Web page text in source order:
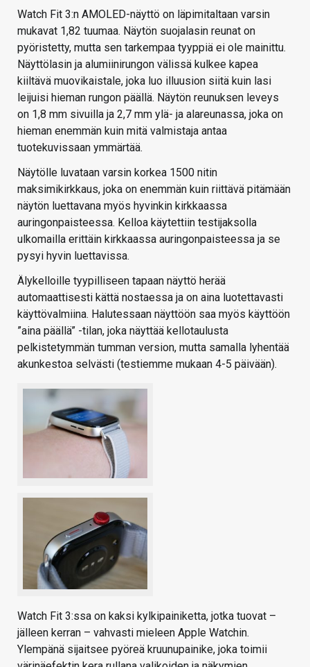
Watch Fit 3:n AMOLED-näyttö on läpimitaltaan varsin
mukavat 1,82 tuumaa. Näytön suojalasin reunat on
pyöristetty, mutta sen tarkempaa tyyppiä ei ole mainittu.
Näyttölasin ja alumiinirungon välissä kulkee kapea
kiiltävä muovikaistale, joka luo illuusion siitä kuin lasi
leijuisi hieman rungon päällä. Näytön reunuksen leveys
on 1,8 mm sivuilla ja 2,7 mm ylä- ja alareunassa, joka on
hieman enemmän kuin mitä valmistaja antaa
tuotekuvissaan ymmärtää.
Näytölle luvataan varsin korkea 1500 nitin
maksimikirkkaus, joka on enemmän kuin riittävä pitämään
näytön luettavana myös hyvinkin kirkkaassa
auringonpaisteessa. Kelloa käytettiin testijaksolla
ulkomailla erittäin kirkkaassa auringonpaisteessa ja se
pysyi hyvin luettavissa.
Älykelloille tyypilliseen tapaan näyttö herää
automaattisesti kättä nostaessa ja on aina luotettavasti
käyttövalmiina. Halutessaan näyttöön saa myös käyttöön
”aina päällä” -tilan, joka näyttää kellotaulusta
pelkistetymmän tumman version, mutta samalla lyhentää
akunkestoa selvästi (testiemme mukaan 4-5 päivään).
Watch Fit 3:ssa on kaksi kylkipainiketta, jotka tuovat –
jälleen kerran – vahvasti mieleen Apple Watchin.
Ylempänä sijaitsee pyöreä kruunupainike, joka toimii